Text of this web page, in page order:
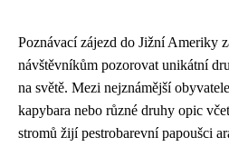
Poznávací zájezd do Jižní Ameriky
návštěvníkům pozorovat unikátní
na světě. Mezi nejznámější
kapybara nebo různé druhy opic
stromů žijí pestrobarevní papoušci